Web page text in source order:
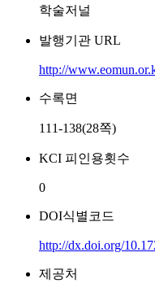
학술저널
발행기관 URL
http://
수록면
111-138(28쪽)
KCI 피인용횟수
0
DOI식별코드
http://dx.doi.org/
제공처